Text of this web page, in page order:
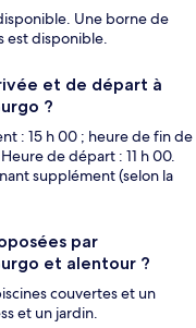
Une borne de
est disponible.
et de départ à
?
: 15 h 00 ; heure de fin de
de départ : 11 h 00.
supplément (selon la
par
et alentour ?
couvertes et un
et un jardin.